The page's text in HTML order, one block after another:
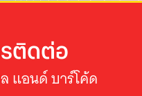
ติดต่อ
แอนด์ บาร์โค้ด